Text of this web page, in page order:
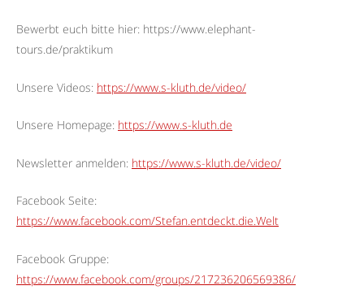
Bewerbt euch bitte hier: https://www.elephant-
tours.de/praktikum
Unsere Videos: https://www.s-kluth.de/video/
Unsere Homepage: https://www.s-kluth.de
Newsletter anmelden: https://www.s-kluth.de/video/
Facebook Seite:
https://www.facebook.com/Stefan.entdeckt.die.Welt
Facebook Gruppe:
https://www.facebook.com/groups/217236206569386/